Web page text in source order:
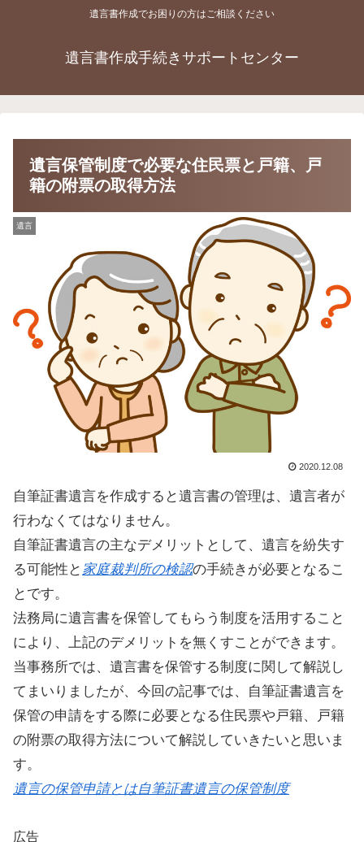
遺言書作成でお困りの方はご相談ください
遺言書作成手続きサポートセンター
遺言保管制度で必要な住民票と戸籍、戸
籍の附票の取得方法
遺言
2020.12.08
自筆証書遺言を作成すると遺言書の管理は、遺言者が
行わなくてはなりません。
自筆証書遺言の主なデメリットとして、遺言を紛失す
る可能性と 家庭裁判所の検認の手続きが必要となるこ
とです。
法務局に遺言書を保管してもらう制度を活用すること
により、上記のデメリットを無くすことができます。
当事務所では、遺言書を保管する制度に関して解説し
てまいりましたが、今回の記事では、自筆証書遺言を
保管の申請をする際に必要となる住民票や戸籍、戸籍
の附票の取得方法について解説していきたいと思いま
す。
遺言の保管申請とは自筆証書遺言の保管制度
広告